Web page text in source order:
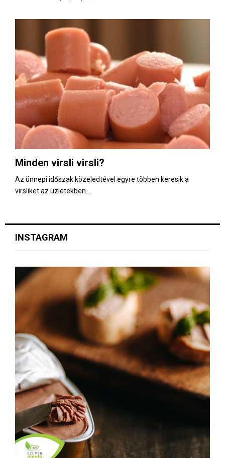
Minden virsli virsli?
Az ünnepi időszak közeledtével egyre többen keresik a
virsliket az üzletekben....
INSTAGRAM